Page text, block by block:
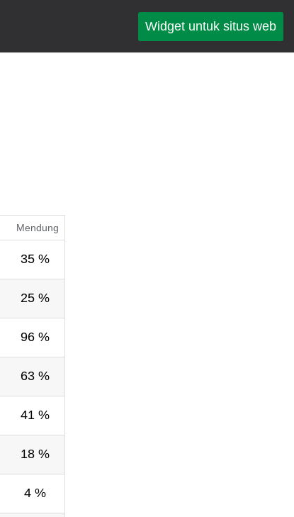
Widget untuk situs web
Mendung
35 %
25 %
96 %
63 %
41 %
18 %
4 %